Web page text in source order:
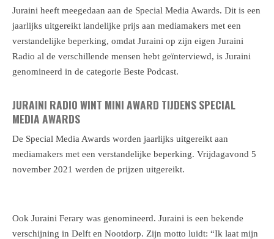
Juraini heeft meegedaan aan de Special Media Awards. Dit is een
jaarlijks uitgereikt landelijke prijs aan mediamakers met een
verstandelijke beperking, omdat Juraini op zijn eigen Juraini
Radio al de verschillende mensen hebt geïnterviewd, is Juraini
genomineerd in de categorie Beste Podcast.
JURAINI RADIO WINT MINI AWARD TIJDENS SPECIAL
MEDIA AWARDS
De Special Media Awards worden jaarlijks uitgereikt aan
mediamakers met een verstandelijke beperking. Vrijdagavond 5
november 2021 werden de prijzen uitgereikt.
Ook Juraini Ferary was genomineerd. Juraini is een bekende
verschijning in Delft en Nootdorp. Zijn motto luidt: “Ik laat mijn